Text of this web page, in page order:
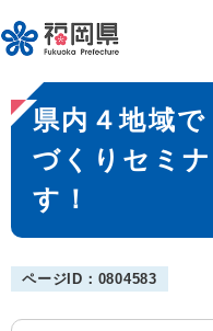
ー
ジ
先
頭
メニュ
本
文
県内４地域
づくりセミ
す！
ページID：0804583